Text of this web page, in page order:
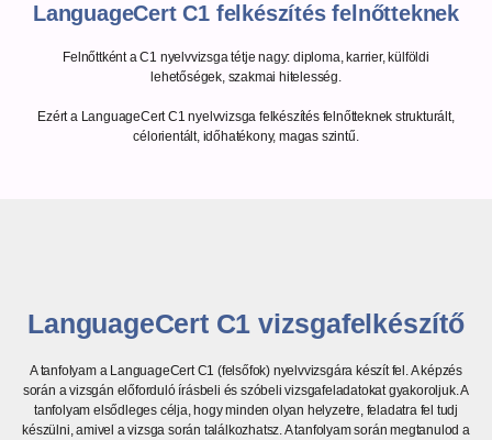
LanguageCert C1 felkészítés felnőtteknek
Felnőttként a C1 nyelvvizsga tétje nagy: diploma, karrier, külföldi
lehetőségek, szakmai hitelesség.
Ezért a LanguageCert C1 nyelvvizsga felkészítés felnőtteknek strukturált,
célorientált, időhatékony, magas szintű.
LanguageCert C1 vizsgafelkészítő
A tanfolyam a LanguageCert C1 (felsőfok) nyelvvizsgára készít fel. A képzés
során a vizsgán előforduló írásbeli és szóbeli vizsgafeladatokat gyakoroljuk. A
tanfolyam elsődleges célja, hogy minden olyan helyzetre, feladatra fel tudj
készülni, amivel a vizsga során találkozhatsz. A tanfolyam során megtanulod a